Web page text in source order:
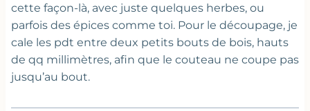
cette façon-là, avec juste quelques herbes, ou
parfois des épices comme toi. Pour le découpage, je
cale les pdt entre deux petits bouts de bois, hauts
de qq millimètres, afin que le couteau ne coupe pas
jusqu’au bout.